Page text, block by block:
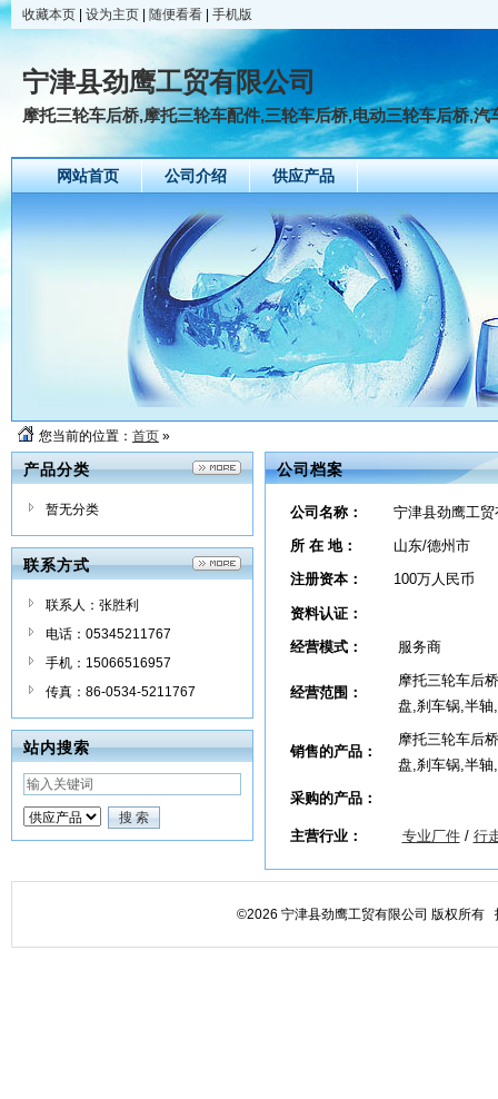
收藏本页 设为主页 随便看看 手机版
宁津县劲鹰工贸有限公司
摩托三轮车后桥,摩托三轮车配件,三轮车后桥,电动三轮车后桥,汽
网站首页 公司介绍 供应产品
您当前的位置： 首页 »
产品分类
暂无分类
联系方式
联系人：张胜利
电话：05345211767
手机：15066516957
传真：86-0534-5211767
站内搜索
公司档案
公司名称：
宁津县劲鹰工贸
所 在 地：
山东/德州市
注册资本：
100万人民币
资料认证：
经营模式：
服务商
经营范围：
摩托三轮车后
盘,刹车锅,半轴
销售的产品：
摩托三轮车后
盘,刹车锅,半轴
采购的产品：
主营行业： 专业厂件/ 行
©2026 宁津县劲鹰工贸有限公司 版权所有